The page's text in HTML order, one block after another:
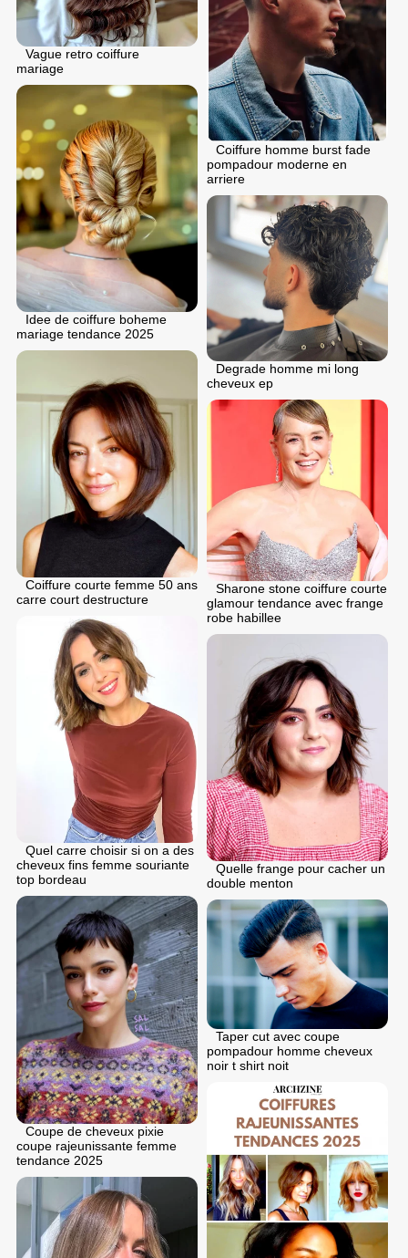
Vague retro coiffure
mariage
Coiffure homme burst fade
pompadour moderne en
arriere
Idee de coiffure boheme
mariage tendance 2025
Degrade homme mi long
cheveux ep
Coiffure courte femme 50 ans
carre court destructure
Sharone stone coiffure courte
glamour tendance avec frange
robe habillee
Quel carre choisir si on a des
cheveux fins femme souriante
top bordeau
Quelle frange pour cacher un
double menton
Coupe de cheveux pixie
coupe rajeunissante femme
tendance 2025
Taper cut avec coupe
pompadour homme cheveux
noir t shirt noit